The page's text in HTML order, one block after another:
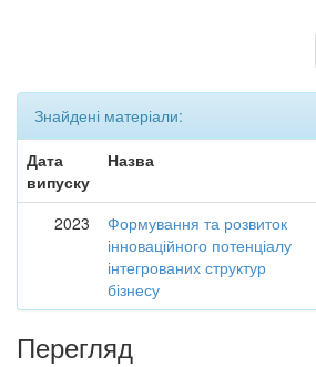
Знайдені матеріали:
Дата
випуску
Назва
2023
Формування та розвиток
інноваційного потенціалу
інтегрованих структур
бізнесу
Перегляд